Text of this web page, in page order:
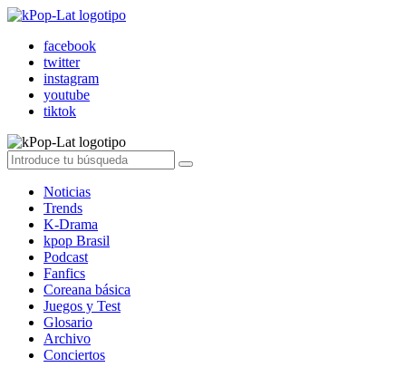
facebook
twitter
instagram
youtube
tiktok
Noticias
Trends
K-Drama
kpop Brasil
Podcast
Fanfics
Coreana básica
Juegos y Test
Glosario
Archivo
Conciertos